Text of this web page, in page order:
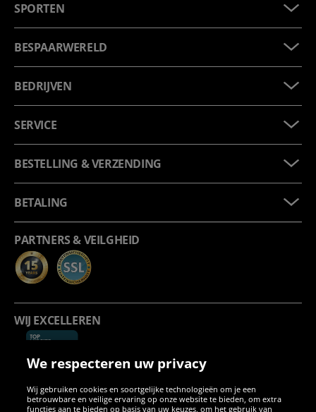
SPORTEN
BESPAARWERELD
BEDRIJVEN
SERVICE
BESTELLING & VERZENDING
BETALING
PARTNERS & VEILGHEID
WIJ EXCELLEREN
We respecteren uw privacy
Wij gebruiken cookies en soortgelijke technologieën om je een
betrouwbare en veilige ervaring op onze website te bieden, om extra
functies aan te bieden op basis van uw keuzes, om het gebruik van